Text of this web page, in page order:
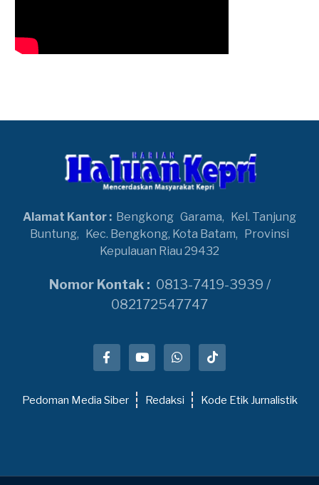
Alamat Kantor : Bengkong Garama,
Kel. Tanjung
Buntung,
Kec. Bengkong, Kota Batam,
Provinsi
Kepulauan Riau 29432
Nomor Kontak : 0813-7419-3939 /
082172547747
Pedoman Media Siber Redaksi Kode Etik Jurnalistik